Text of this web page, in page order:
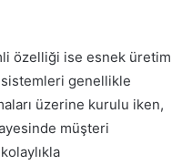
özelliği ise esnek üretim
genellikle
üzerine kurulu iken,
müşteri